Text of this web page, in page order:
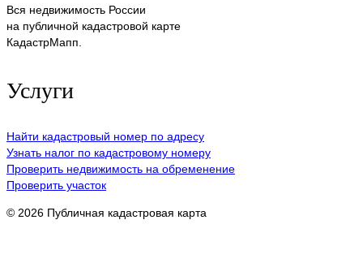
Вся недвижимость России
на публичной кадастровой карте
КадастрМапп.
Услуги
Найти кадастровый номер по адресу
Узнать налог по кадастровому номеру
Проверить недвижимость на обременение
Проверить участок
© 2026 Публичная кадастровая карта